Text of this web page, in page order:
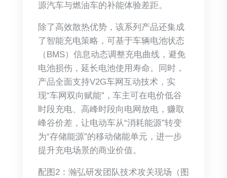
源汽车与燃油车的补能体验差距。
除了高效散热优势，该系列产品还集成
了智能充电策略，可基于车辆电池状态
（BMS）信息动态调整充电曲线，避免
电池损伤，延长电池使用寿命。同时，
产品全面支持V2G车网互动技术，实
现“车网双向赋能”，车主可在电价低谷
时段充电、高峰时段向电网放电，赚取
峰谷价差，让电动车从“消耗能源”转变
为“存储能源”的移动储能单元，进一步
提升充电场景的商业价值。
配图2：瀚弘研发团队技术攻关现场（图